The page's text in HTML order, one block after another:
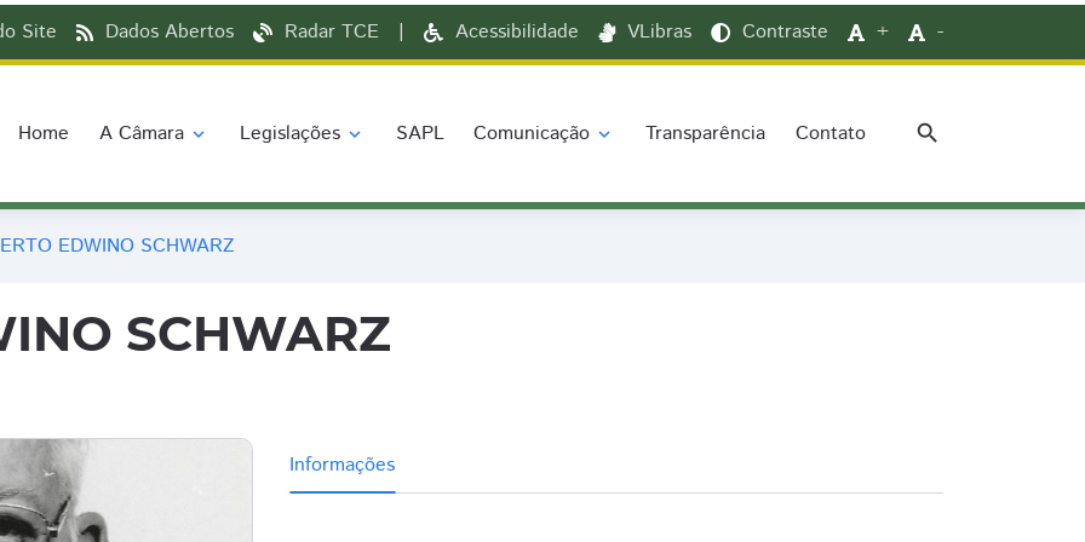
Site Dados Abertos Radar TCE | Acessibilidade VLibras Contraste + -
Home A Câmara expand_more Legislações expand_more SAPL Comunicação expand_more Transparência Contato search
EDWINO SCHWARZ
SCHWARZ
Informações